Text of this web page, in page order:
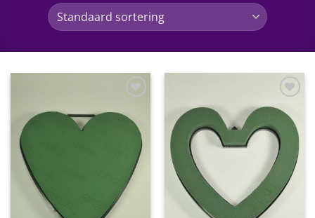
aan
wenslijst
Toevoegen
aan
wenslijst